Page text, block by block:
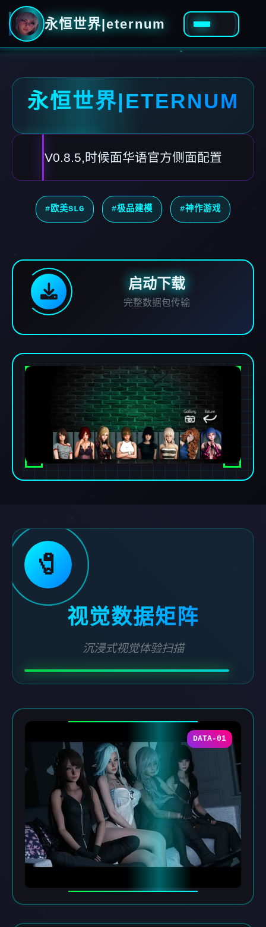
永恒世界|eternum
永恒世界|ETERNUM
V0.8.5,时候面华语官方侧面配置
#欧美SLG #极品建模 #神作游戏
启动下载
完整数据包传输
🧷
视觉数据矩阵
沉浸式视觉体验扫描
DATA-01